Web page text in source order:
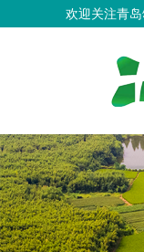
欢迎关注青